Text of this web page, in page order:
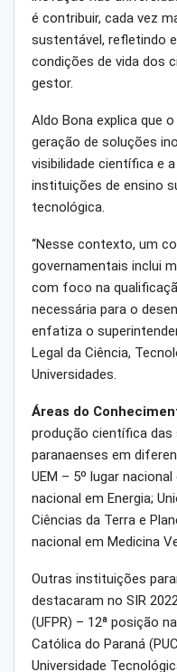
é contribuir, cada vez
sustentável, refletindo
condições de vida dos
gestor.
Aldo Bona explica que
geração de soluções
visibilidade científica e
instituições de ensino
tecnológica.
“Nesse contexto, um
governamentais inclui
com foco na
necessária para o
enfatiza o
Legal da Ciência,
Universidades.
Áreas do
produção científica
paranaenses em
UEM – 5º lugar
nacional em Energia;
Ciências da Terra e
nacional em Medicina
Outras instituições
destacaram no SIR
(UFPR) – 12ª posição
Católica do Paraná
Universidade